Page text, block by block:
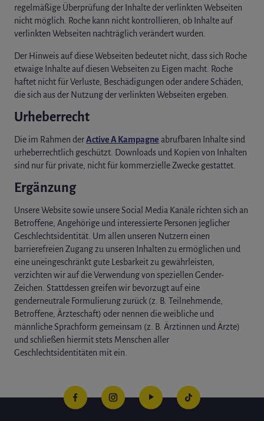
regelmäßige Überprüfung der Inhalte der verlinkten Webseiten
nicht möglich. Roche kann nicht kontrollieren, ob Inhalte auf
verlinkten Webseiten nachträglich verändert wurden.
Der Hinweis auf diese Webseiten bedeutet nicht, dass sich Roche
etwaige Inhalte auf diesen Webseiten zu Eigen macht. Roche
haftet nicht für Verluste, Beschädigungen oder andere Schäden,
die sich aus der Nutzung der verlinkten Webseiten ergeben.
Urheberrecht
Die im Rahmen derActive A Kampagne abrufbaren Inhalte sind
urheberrechtlich geschützt. Downloads und Kopien von Inhalten
sind nur für private, nicht für kommerzielle Zwecke gestattet.
Ergänzung
Unsere Website sowie unsere Social Media Kanäle richten sich an
Betroffene, Angehörige und interessierte Personen jeglicher
Geschlechtsidentität. Um allen unseren Nutzern einen
barrierefreien Zugang zu unseren Inhalten zu ermöglichen und
eine uneingeschränkt gute Lesbarkeit zu gewährleisten,
verzichten wir auf die Verwendung von speziellen Gender-
Zeichen. Stattdessen greifen wir bevorzugt auf eine
genderneutrale Formulierung zurück (z. B. Teilnehmende,
Betroffene, Ärzteschaft) oder nennen die weibliche und
männliche Sprachform gemeinsam (z. B. Ärztinnen und Ärzte)
und schließen hiermit stets Menschen aller
Geschlechtsidentitäten mit ein.